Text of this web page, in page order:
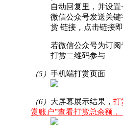
自动回复里，并设
微信公众号发送关
赏 链接，点击链接
若微信公众号为订
打赏二维码参与
（5） 手机端打赏页面
（6） 大屏幕展示结果， 打
赏账户”查看打赏总余额，